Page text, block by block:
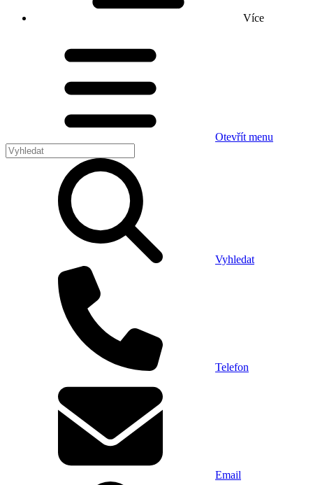
Více
Otevřít menu
Vyhledat
Telefon
Email